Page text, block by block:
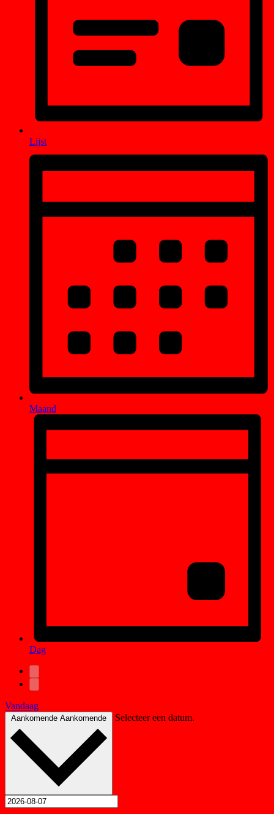
Lijst
Maand
Dag
Vandaag
Aankomende Aankomende Selecteer een datum.